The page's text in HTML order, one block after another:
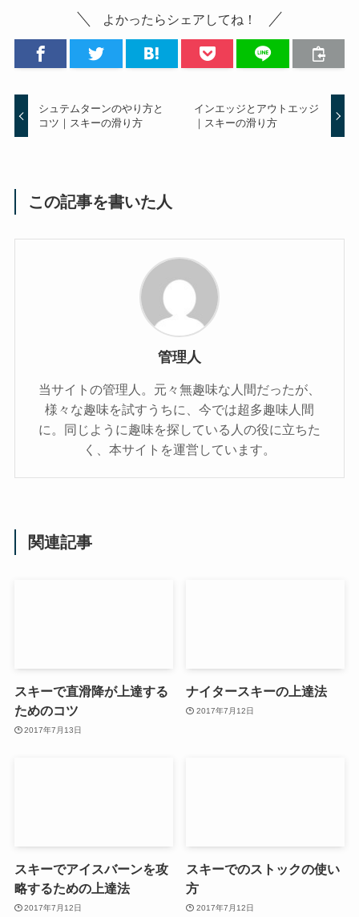
よかったらシェアしてね！
シュテムターンのやり方と
コツ｜スキーの滑り方
インエッジとアウトエッジ
｜スキーの滑り方
この記事を書いた人
管理人
当サイトの管理人。元々無趣味な人間だったが、
様々な趣味を試すうちに、今では超多趣味人間
に。同じように趣味を探している人の役に立ちた
く、本サイトを運営しています。
関連記事
スキーで直滑降が上達する
ためのコツ
2017年7月13日
ナイタースキーの上達法
2017年7月12日
スキーでアイスバーンを攻
略するための上達法
2017年7月12日
スキーでのストックの使い
方
2017年7月12日